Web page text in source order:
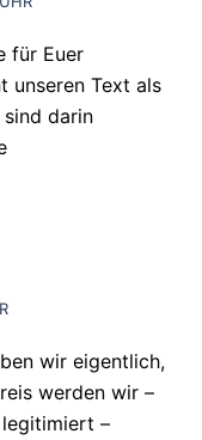
für Euer
unseren Text als
sind darin
wir eigentlich,
werden wir –
–